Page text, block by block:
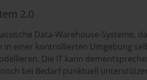
2.0
Data-Warehouse-Systeme, da
in einer kontrollierten Umgebung
Die IT kann
bei Bedarf punktuell